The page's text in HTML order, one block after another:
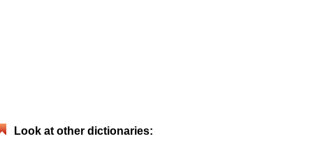
Look at other dictionaries: